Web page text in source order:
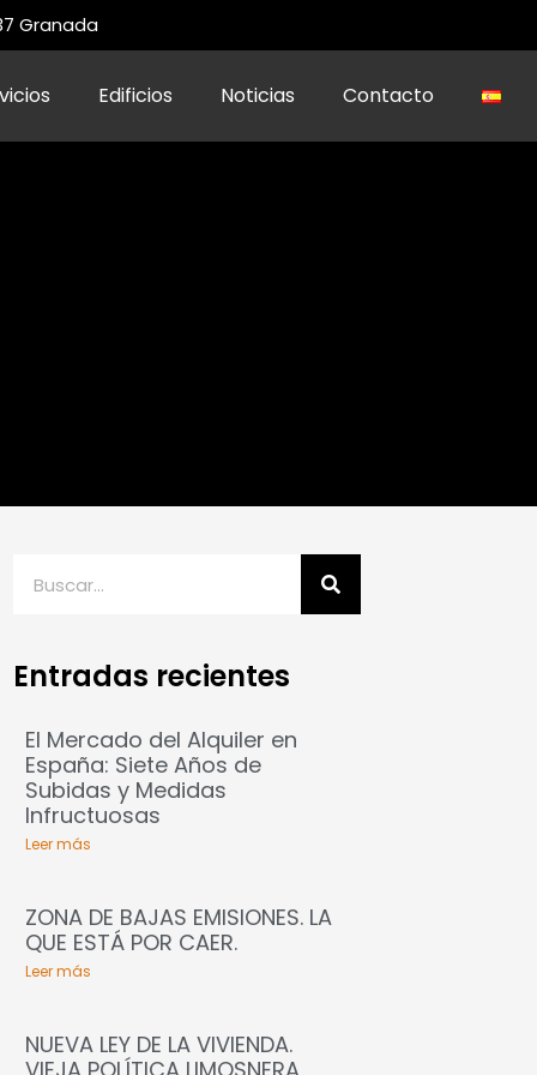
Granada
Edificios Noticias Contacto
Entradas recientes
El Mercado del Alquiler en
España: Siete Años de
Subidas y Medidas
Infructuosas
Leer más
ZONA DE BAJAS EMISIONES. LA
QUE ESTÁ POR CAER.
Leer más
NUEVA LEY DE LA VIVIENDA.